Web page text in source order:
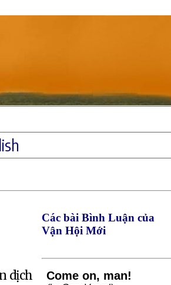
dịch
Các bài Bình Luận của
Vận Hội Mới